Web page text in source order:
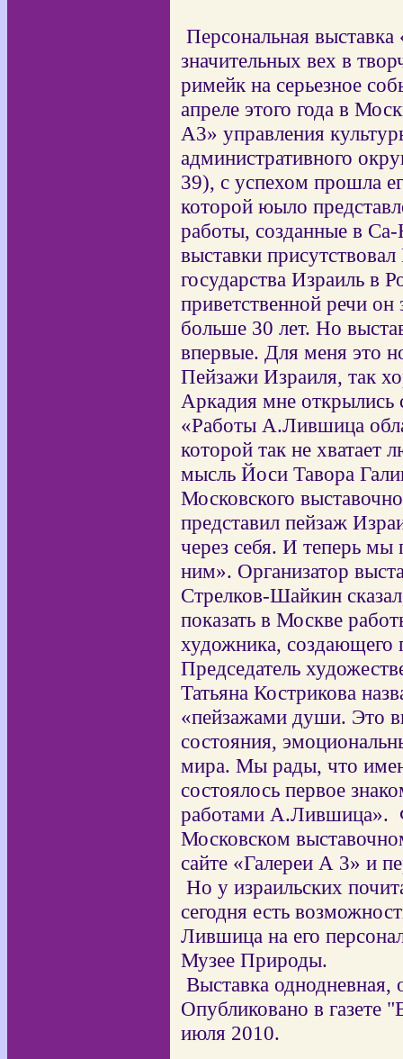
Персональная выставка
значительных вех в
римейк на серьезное
апреле этого года в
А3» управления
административного
39), с успехом прошла
которой юыло
работы, созданные в
выставки
государства Израиль в
приветственной речи
больше 30 лет. Но
впервые. Для меня это
Пейзажи Израиля, так
Аркадия мне
«Работы А.Лившица
которой так не хватает
мысль Йоси Тавора
Московского
представил пейзаж
через себя. И теперь мы
ним». Организатор
Стрелков-Шайкин
показать в Москве
художника, создающего
Председатель
Татьяна Кострикова
«пейзажами души. Это
состояния,
мира. Мы рады, что
состоялось первое
работами А.Лившица».
Московском
сайте «Галереи А 3» и
Но у израильских
сегодня есть
Лившица на его
Музее Природы.
Выставка
Опубликовано в
июля 2010.